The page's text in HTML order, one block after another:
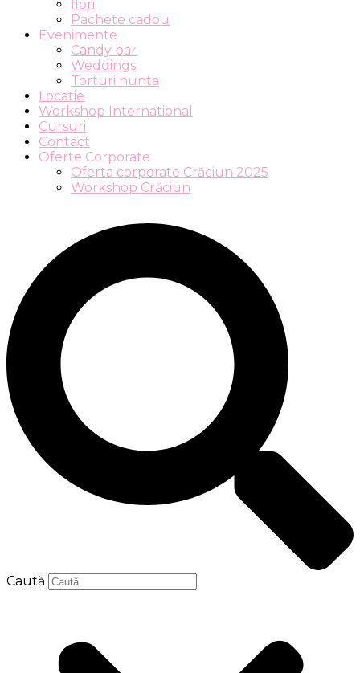
flori
Pachete cadou
Evenimente
Candy bar
Weddings
Torturi nunta
Locatie
Workshop International
Cursuri
Contact
Oferte Corporate
Oferta corporate Crăciun 2025
Workshop Crăciun
Caută